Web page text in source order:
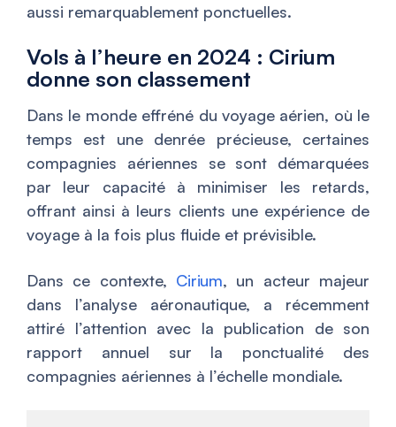
aussi remarquablement ponctuelles.
Vols à l’heure en 2024 : Cirium
donne son classement
Dans le monde effréné du voyage aérien, où le
temps est une denrée précieuse, certaines
compagnies aériennes se sont démarquées
par leur capacité à minimiser les retards,
offrant ainsi à leurs clients une expérience de
voyage à la fois plus fluide et prévisible.
Dans ce contexte, Cirium, un acteur majeur
dans l’analyse aéronautique, a récemment
attiré l’attention avec la publication de son
rapport annuel sur la ponctualité des
compagnies aériennes à l’échelle mondiale.